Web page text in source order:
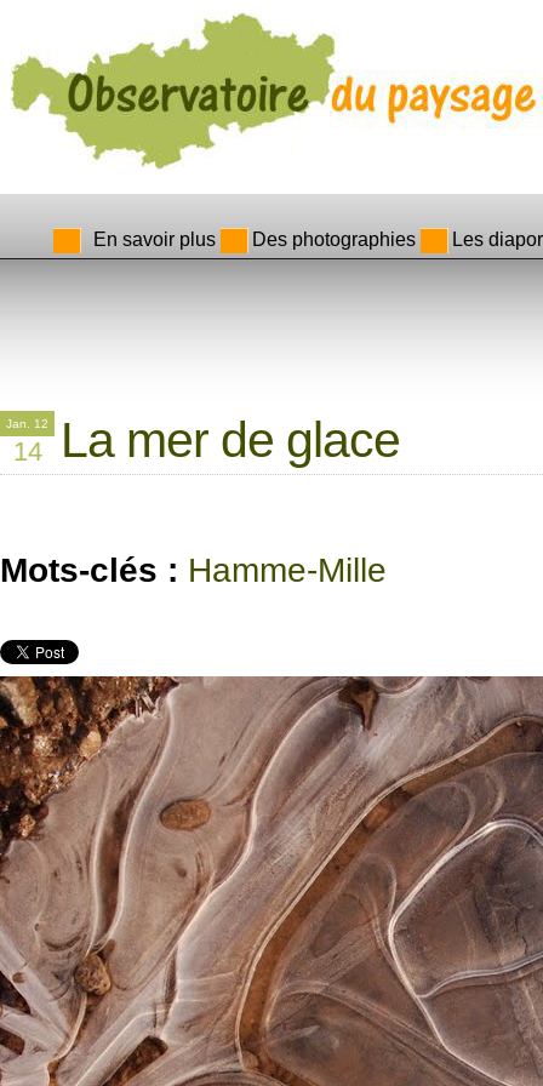
En savoir plus Des photographies Les
Jan. 12
14 La mer de glace
Mots-clés : Hamme-Mille